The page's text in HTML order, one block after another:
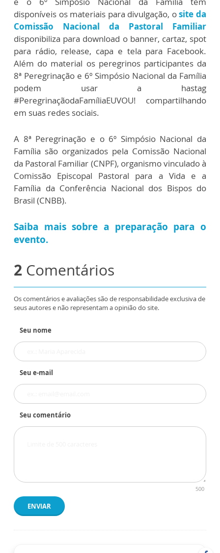
disponíveis os materiais para divulgação, osite da
Comissão Nacional da Pastoral Familiar
disponibiliza para download o banner, cartaz, spot
para rádio, release, capa e tela para Facebook.
Além do material os peregrinos participantes da
8ª Peregrinação e 6º Simpósio Nacional da Família
podem usar a hastag
#PeregrinaçãodaFamíliaEUVOU! compartilhando
em suas redes sociais.
A 8ª Peregrinação e o 6º Simpósio Nacional da
Família são organizados pela Comissão Nacional
da Pastoral Familiar (CNPF), organismo vinculado à
Comissão Episcopal Pastoral para a Vida e a
Família da Conferência Nacional dos Bispos do
Brasil (CNBB).
Saiba mais sobre a preparação para o
evento.
2 Comentários
Os comentários e avaliações são de responsabilidade exclusiva de
seus autores e não representam a opinião do site.
Seu nome
Seu e-mail
Seu comentário
500
ENVIAR